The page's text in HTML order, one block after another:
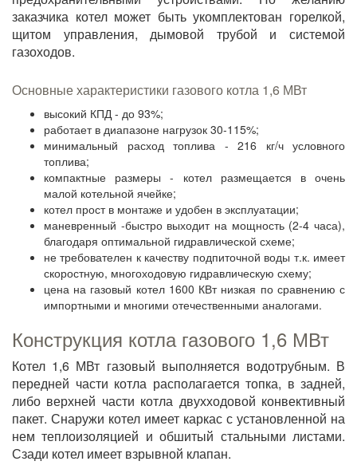
заказчика котел может быть укомплектован горелкой,
щитом управления, дымовой трубой и системой
газоходов.
Основные характеристики газового котла 1,6 МВт
высокий КПД - до 93%;
работает в диапазоне нагрузок 30-115%;
минимальный расход топлива - 216 кг/ч условного
топлива;
компактные размеры - котел размещается в очень
малой котельной ячейке;
котел прост в монтаже и удобен в эксплуатации;
маневренный -быстро выходит на мощность (2-4 часа),
благодаря оптимальной гидравлической схеме;
не требователен к качеству подпиточной воды т.к. имеет
скоростную, многоходовую гидравлическую схему;
цена на газовый котел 1600 КВт низкая по сравнению с
импортными и многими отечественными аналогами.
Конструкция котла газового 1,6 МВт
Котел 1,6 МВт газовый выполняется водотрубным. В
передней части котла располагается топка, в задней,
либо верхней части котла двухходовой конвективный
пакет. Снаружи котел имеет каркас с установленной на
нем теплоизоляцией и обшитый стальными листами.
Сзади котел имеет взрывной клапан.